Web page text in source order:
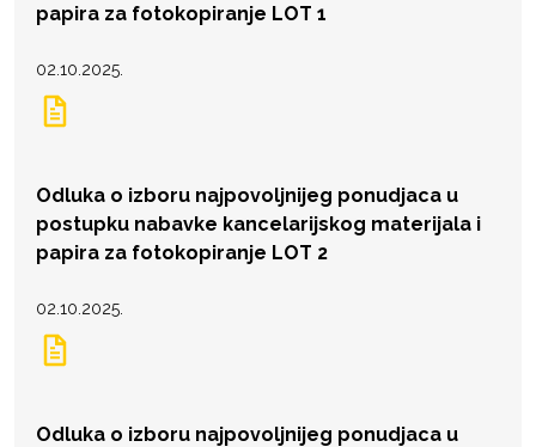
papira za fotokopiranje LOT 1
02.10.2025.
Odluka o izboru najpovoljnijeg ponudjaca u
postupku nabavke kancelarijskog materijala i
papira za fotokopiranje LOT 2
02.10.2025.
Odluka o izboru najpovoljnijeg ponudjaca u